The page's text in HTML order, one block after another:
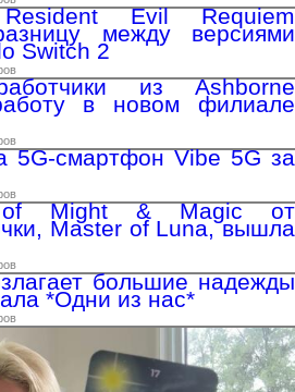
Evil Requiem
между версиями
Switch 2
из Ashborne
в новом филиале
5G-смартфон Vibe 5G за
of Might & Magic от
Master of Luna, вышла
большие надежды
*Одни из нас*